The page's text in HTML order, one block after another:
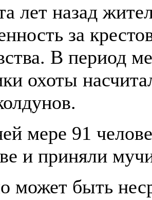
лет назад
за
В период
охоты
мере 91
и приняли
может быть